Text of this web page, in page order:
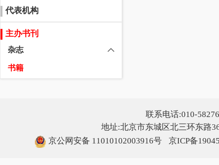
代表机构
主办书刊
杂志
书籍
联系电话:010-
地址:北京市东城区北三环东路
京公网安备 11010102003916号
京ICP备